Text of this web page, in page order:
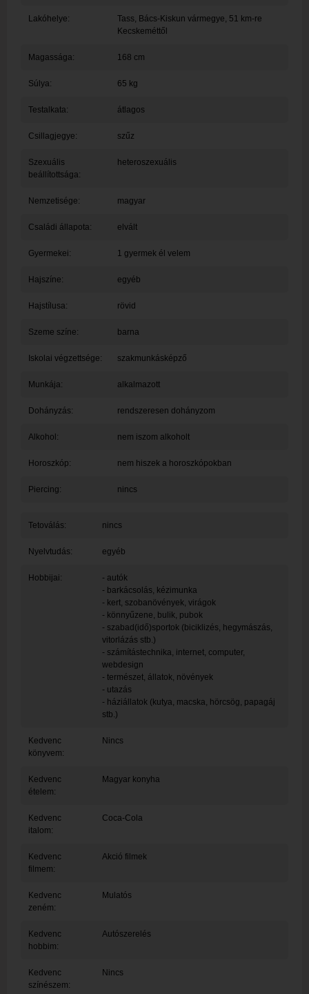
Lakóhelye: Tass, Bács-Kiskun vármegye, 51 km-re
Kecskeméttől
Magassága: 168 cm
Súlya: 65 kg
Testalkata: átlagos
Csillagjegye: szűz
Szexuális
beállítottsága:
heteroszexuális
Nemzetisége: magyar
Családi állapota: elvált
Gyermekei: 1 gyermek él velem
Hajszíne: egyéb
Hajstílusa: rövid
Szeme színe: barna
Iskolai végzettsége: szakmunkásképző
Munkája: alkalmazott
Dohányzás: rendszeresen dohányzom
Alkohol: nem iszom alkoholt
Horoszkóp: nem hiszek a horoszkópokban
Piercing: nincs
Tetoválás: nincs
Nyelvtudás: egyéb
Hobbijai:
- autók
- barkácsolás, kézimunka
- kert, szobanövények, virágok
- könnyűzene, bulik, pubok
- szabad(idő)sportok (biciklizés, hegymászás,
vitorlázás stb.)
- számítástechnika, internet, computer,
webdesign
- természet, állatok, növények
- utazás
- háziállatok (kutya, macska, hörcsög, papagáj
stb.)
Kedvenc
könyvem:
Nincs
Kedvenc
ételem:
Magyar konyha
Kedvenc
italom:
Coca-Cola
Kedvenc
filmem:
Akció filmek
Kedvenc
zeném:
Mulatós
Kedvenc
hobbim:
Autószerelés
Kedvenc
színészem:
Nincs